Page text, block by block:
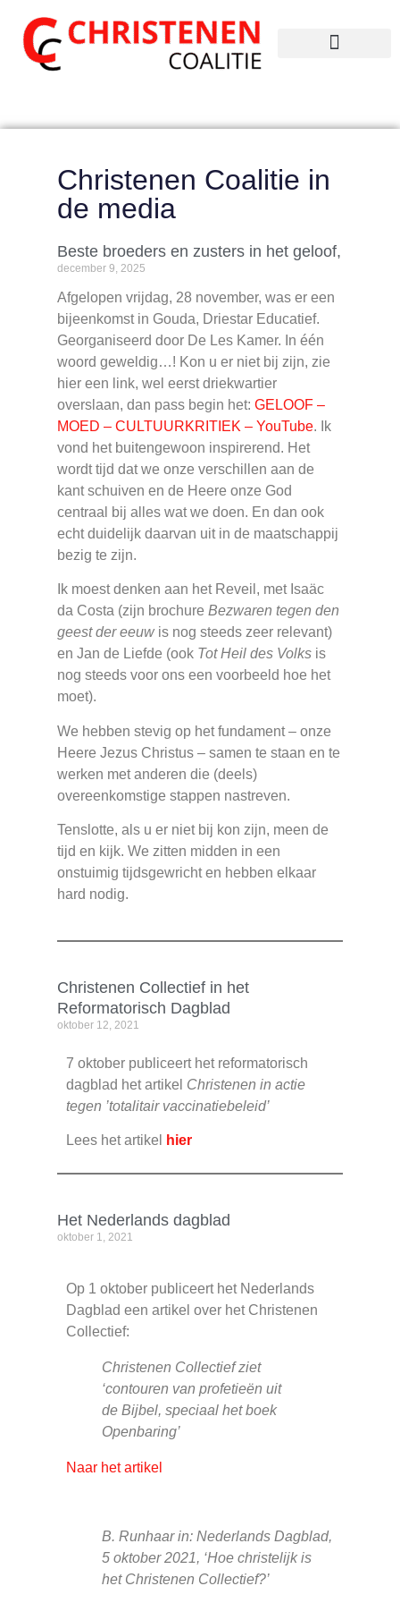
Christenen Coalitie in
de media
Beste broeders en zusters in het geloof,
december 9, 2025
Afgelopen vrijdag, 28 november, was er een
bijeenkomst in Gouda, Driestar Educatief.
Georganiseerd door De Les Kamer. In één
woord geweldig…! Kon u er niet bij zijn, zie
hier een link, wel eerst driekwartier
overslaan, dan pass begin het: GELOOF –
MOED – CULTUURKRITIEK – YouTube. Ik
vond het buitengewoon inspirerend. Het
wordt tijd dat we onze verschillen aan de
kant schuiven en de Heere onze God
centraal bij alles wat we doen. En dan ook
echt duidelijk daarvan uit in de maatschappij
bezig te zijn.
Ik moest denken aan het Reveil, met Isaäc
da Costa (zijn brochure Bezwaren tegen den
geest der eeuw is nog steeds zeer relevant)
en Jan de Liefde (ook Tot Heil des Volks is
nog steeds voor ons een voorbeeld hoe het
moet).
We hebben stevig op het fundament – onze
Heere Jezus Christus – samen te staan en te
werken met anderen die (deels)
overeenkomstige stappen nastreven.
Tenslotte, als u er niet bij kon zijn, meen de
tijd en kijk. We zitten midden in een
onstuimig tijdsgewricht en hebben elkaar
hard nodig.
Christenen Collectief in het
Reformatorisch Dagblad
oktober 12, 2021
7 oktober publiceert het reformatorisch
dagblad het artikel Christenen in actie
tegen ’totalitair vaccinatiebeleid’
Lees het artikel hier
Het Nederlands dagblad
oktober 1, 2021
Op 1 oktober publiceert het Nederlands
Dagblad een artikel over het Christenen
Collectief:
Christenen Collectief ziet
‘contouren van profetieën uit
de Bijbel, speciaal het boek
Openbaring’
Naar het artikel
B. Runhaar in: Nederlands Dagblad,
5 oktober 2021, ‘Hoe christelijk is
het Christenen Collectief?’